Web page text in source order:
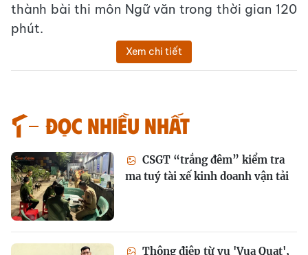
thành bài thi môn Ngữ văn trong thời gian 120
phút.
Xem chi tiết
Đọc nhiều nhất
CSGT “trắng đêm” kiểm tra
ma tuý tài xế kinh doanh vận tải
Thông điệp từ vụ 'Vua Quạt',